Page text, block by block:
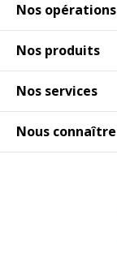
Nos opérations
Nos produits
Nos services
Nous connaître